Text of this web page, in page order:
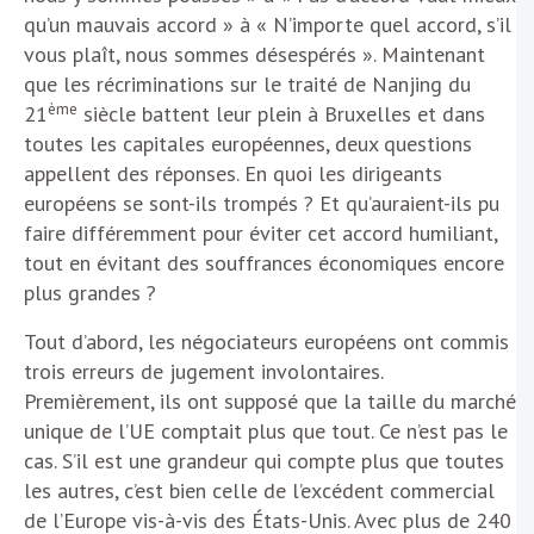
qu’un mauvais accord » à « N’importe quel accord, s’il
vous plaît, nous sommes désespérés ». Maintenant
que les récriminations sur le traité de Nanjing du
21ème siècle battent leur plein à Bruxelles et dans
toutes les capitales européennes, deux questions
appellent des réponses. En quoi les dirigeants
européens se sont-ils trompés ? Et qu’auraient-ils pu
faire différemment pour éviter cet accord humiliant,
tout en évitant des souffrances économiques encore
plus grandes ?
Tout d’abord, les négociateurs européens ont commis
trois erreurs de jugement involontaires.
Premièrement, ils ont supposé que la taille du marché
unique de l’UE comptait plus que tout. Ce n’est pas le
cas. S’il est une grandeur qui compte plus que toutes
les autres, c’est bien celle de l’excédent commercial
de l’Europe vis-à-vis des États-Unis. Avec plus de 240